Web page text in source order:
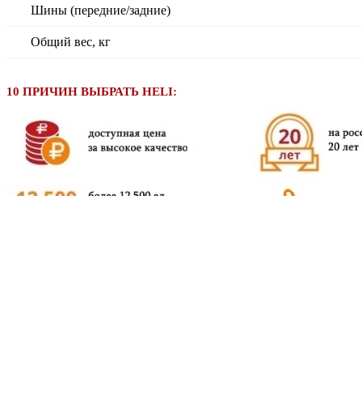
Шины (передние/задние)
Общий вес, кг
10 ПРИЧИН ВЫБРАТЬ HELI: